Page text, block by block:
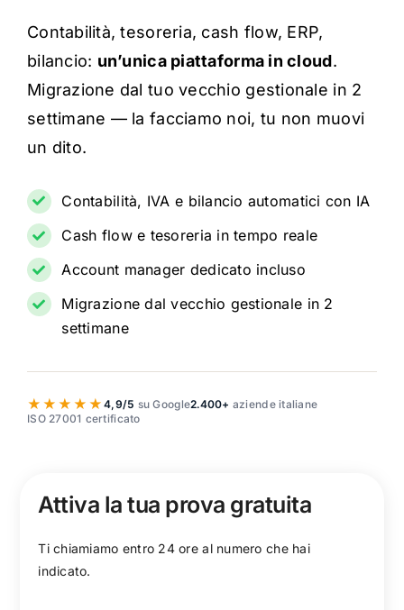
Contabilità, tesoreria, cash flow, ERP,
bilancio: un’unica piattaforma in cloud.
Migrazione dal tuo vecchio gestionale in 2
settimane — la facciamo noi, tu non muovi
un dito.
Contabilità, IVA e bilancio automatici con IA
Cash flow e tesoreria in tempo reale
Account manager dedicato incluso
Migrazione dal vecchio gestionale in 2
settimane
★★★★★ 4,9/5 su Google2.400+ aziende italiane
ISO 27001 certificato
Attiva la tua prova gratuita
Tichiamiamo entro 24 oreal numero che hai
indicato.